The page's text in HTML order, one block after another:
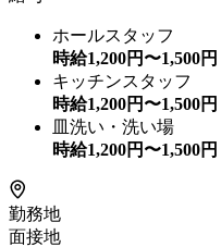
ホールスタッフ
時給1,200円〜1,500円
キッチンスタッフ
時給1,200円〜1,500円
皿洗い・洗い場
時給1,200円〜1,500円
勤務地
面接地